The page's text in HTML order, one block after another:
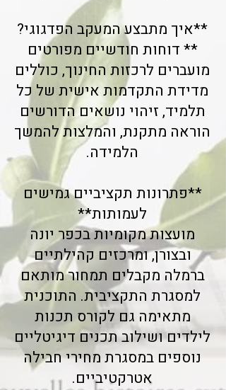
**איך מתבצע המעקב הפדגוגי?
** דוחות חודשיים מפורטים
מועברים לרכזות החינוך, כוללים
מדידת התקדמות אישית של כל
תלמיד, זיהוי נושאים הדורשים
הוראה מתקנת, והמלצות להמשך
הלמידה.
**פתרונות תקציביים גמישים
לעמותות**
מועצות מקומיות בכפר יונה
ובצורן, ומרכזים קהילתיים
ברמלה מקבלים תמחור מותאם
למסגרת התקציבית. התוכנית
מתאימה גם לקורס תכנות
לילדים ושילוב תכנים דיגיטליים
נוספים במסגרת מחירי חבילה
אטרקטיביים.